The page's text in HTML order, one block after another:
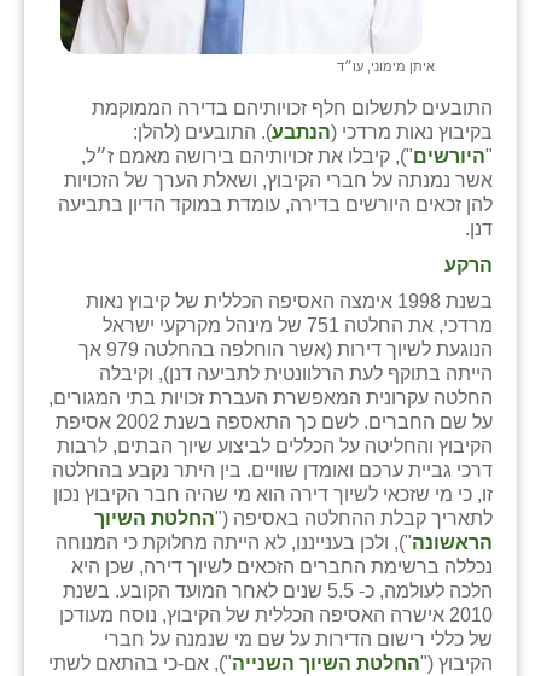
איתן מימוני, עו״ד
התובעים לתשלום חלף זכויותיהם בדירה הממוקמת
בקיבוץ נאות מרדכי (הנתבע). התובעים (להלן:
"היורשים"), קיבלו את זכויותיהם בירושה מאמם ז״ל,
אשר נמנתה על חברי הקיבוץ, ושאלת הערך של הזכויות
להן זכאים היורשים בדירה, עומדת במוקד הדיון בתביעה
דנן.
הרקע
בשנת 1998 אימצה האסיפה הכללית של קיבוץ נאות
מרדכי, את החלטה 751 של מינהל מקרקעי ישראל
הנוגעת לשיוך דירות (אשר הוחלפה בהחלטה 979 אך
הייתה בתוקף לעת הרלוונטית לתביעה דנן), וקיבלה
החלטה עקרונית המאפשרת העברת זכויות בתי המגורים,
על שם החברים. לשם כך התאספה בשנת 2002 אסיפת
הקיבוץ והחליטה על הכללים לביצוע שיוך הבתים, לרבות
דרכי גביית ערכם ואומדן שוויים. בין היתר נקבע בהחלטה
זו, כי מי שזכאי לשיוך דירה הוא מי שהיה חבר הקיבוץ נכון
לתאריך קבלת ההחלטה באסיפה ("החלטת השיוך
הראשונה"), ולכן בענייננו, לא הייתה מחלוקת כי המנוחה
נכללה ברשימת החברים הזכאים לשיוך דירה, שכן היא
הלכה לעולמה, כ- 5.5 שנים לאחר המועד הקובע. בשנת
2010 אישרה האסיפה הכללית של הקיבוץ, נוסח מעודכן
של כללי רישום הדירות על שם מי שנמנה על חברי
הקיבוץ ("החלטת השיוך השנייה"), אם-כי בהתאם לשתי
יבול (מורג)
יקנעם
כליל
יד השמונה
כפר אביב
כפר ביאליק
כפר הרי״ף
כפר מישר
כפר מע״ש
כפר מרדכי
כפר סבא (אגרא)
כפר שמריהו
מגשימים